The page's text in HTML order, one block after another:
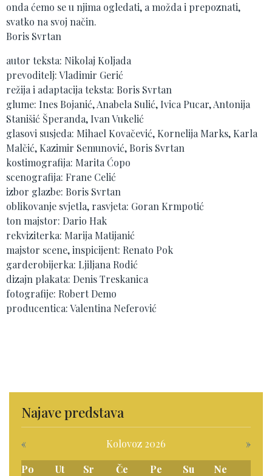
onda ćemo se u njima ogledati, a možda i prepoznati,
svatko na svoj način.
Boris Svrtan
autor teksta: Nikolaj Koljada
prevoditelj: Vladimir Gerić
režija i adaptacija teksta: Boris Svrtan
glume: Ines Bojanić, Anabela Sulić, Ivica Pucar, Antonija
Stanišić Šperanda, Ivan Vukelić
glasovi susjeda: Mihael Kovačević, Kornelija Marks, Karla
Malčić, Kazimir Semunović, Boris Svrtan
kostimografija: Marita Ćopo
scenografija: Frane Celić
izbor glazbe: Boris Svrtan
oblikovanje svjetla, rasvjeta: Goran Krmpotić
ton majstor: Dario Hak
rekviziterka: Marija Matijanić
majstor scene, inspicijent: Renato Pok
garderobijerka: Ljiljana Rodić
dizajn plakata: Denis Treskanica
fotografije: Robert Demo
producentica: Valentina Neferović
Najave predstava
« Kolovoz 2026
»
Po
Ut Sr Če Pe Su Ne